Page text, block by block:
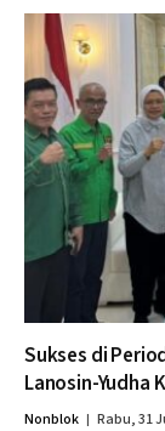
Sukses di
Lanosin-Yudha
Nonblok Rabu, 31